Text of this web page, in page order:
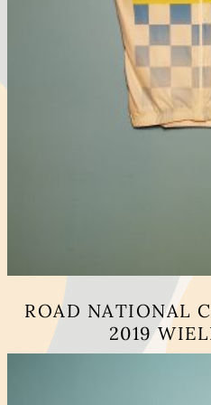
ROAD NATIONAL
2019